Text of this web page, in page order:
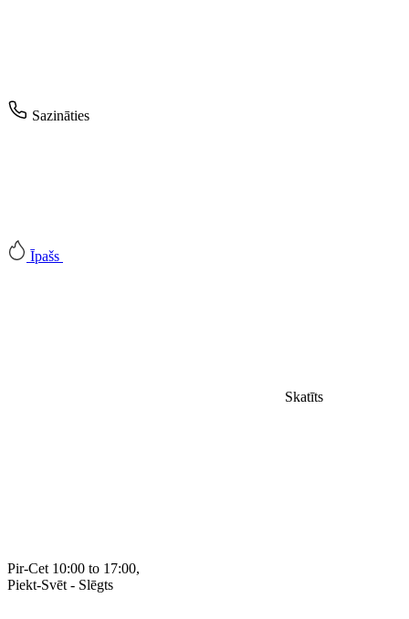
Sazināties
Īpašs
Skatīts
Pir-Cet 10:00 to 17:00,
Piekt-Svēt - Slēgts